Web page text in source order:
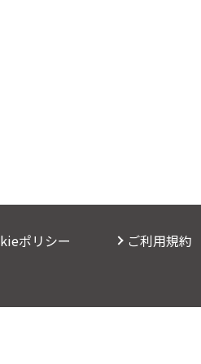
ポリシー ご利用規約